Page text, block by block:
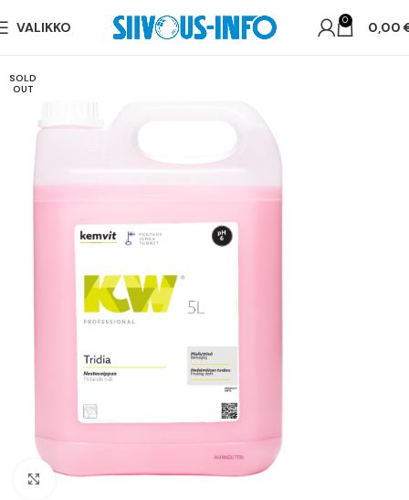
VALIKKO 0 0,00
SOLD
OUT
Suurenna